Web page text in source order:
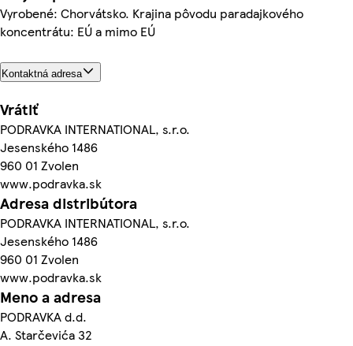
Vyrobené: Chorvátsko. Krajina pôvodu paradajkového
koncentrátu: EÚ a mimo EÚ
Kontaktná adresa
Vrátiť
PODRAVKA INTERNATIONAL, s.r.o.
Jesenského 1486
960 01 Zvolen
www.podravka.sk
Adresa distribútora
PODRAVKA INTERNATIONAL, s.r.o.
Jesenského 1486
960 01 Zvolen
www.podravka.sk
Meno a adresa
PODRAVKA d.d.
A. Starčevića 32